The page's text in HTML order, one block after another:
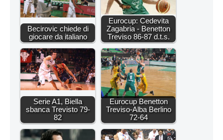
Becirovic chiede di
giocare da italiano
Eurocup: Cedevita
Zagabria - Benetton
Treviso 86-87 d.t.s.
Serie A1, Biella
sbanca Trevisto 79-
82
Eurocup Benetton
Treviso-Alba Berlino
72-64